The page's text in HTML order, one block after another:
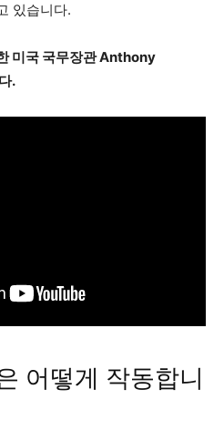
있습니다.
미국 국무장관 Anthony
.
어떻게 작동합니